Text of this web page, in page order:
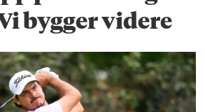
bygger videre